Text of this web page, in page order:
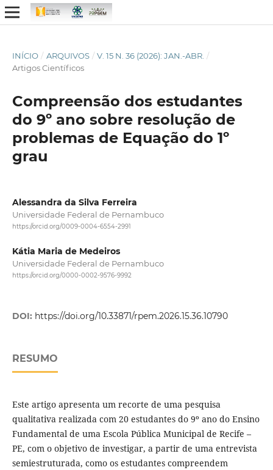
INÍCIO / ARQUIVOS / V. 15 N. 36 (2026): JAN.-ABR. /
Artigos Científicos
Compreensão dos estudantes
do 9º ano sobre resolução de
problemas de Equação do 1º
grau
Alessandra da Silva Ferreira
Universidade Federal de Pernambuco
https://orcid.org/0009-0004-6554-2991
Kátia Maria de Medeiros
Universidade Federal de Pernambuco
https://orcid.org/0000-0002-9576-9992
DOI: https://doi.org/10.33871/rpem.2026.15.36.10790
RESUMO
Este artigo apresenta um recorte de uma pesquisa
qualitativa realizada com 20 estudantes do 9º ano do Ensino
Fundamental de uma Escola Pública Municipal de Recife –
PE, com o objetivo de investigar, a partir de uma entrevista
semiestruturada, como os estudantes compreendem